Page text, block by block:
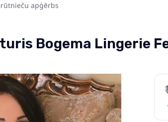
apģērbs
Bogema Lingerie